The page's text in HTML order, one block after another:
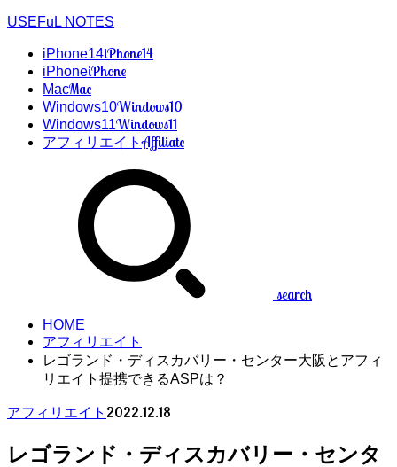
USEFuL NOTES
iPhone14iPhone14
iPhoneiPhone
MacMac
Windows10Windows10
Windows11Windows11
アフィリエイトAffiliate
search
HOME
アフィリエイト
レゴランド・ディスカバリー・センター大阪とアフィ
リエイト提携できるASPは？
アフィリエイト 2022.12.18
レゴランド・ディスカバリー・センタ